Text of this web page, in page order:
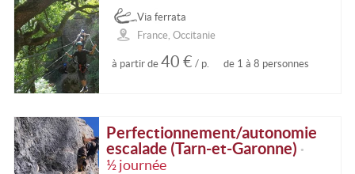
Via ferrata
France, Occitanie
à partir de 40 € / p. de 1 à 8 personnes
Perfectionnement/autonomie
escalade (Tarn-et-Garonne)
•
½ journée